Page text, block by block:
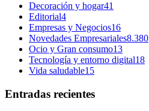
Decoración y hogar41
Editorial4
Empresas y Negocios16
Novedades Empresariales8.380
Ocio y Gran consumo13
Tecnología y entorno digital18
Vida saludable15
Entradas recientes